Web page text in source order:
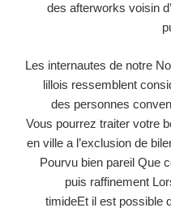
des afterworks voisin
Les internautes de notre
lillois ressemblent
des personnes
Vous pourrez traiter votre
en ville a l’exclusion de
Pourvu bien pareil Que
puis raffinement
timideEt il est possible